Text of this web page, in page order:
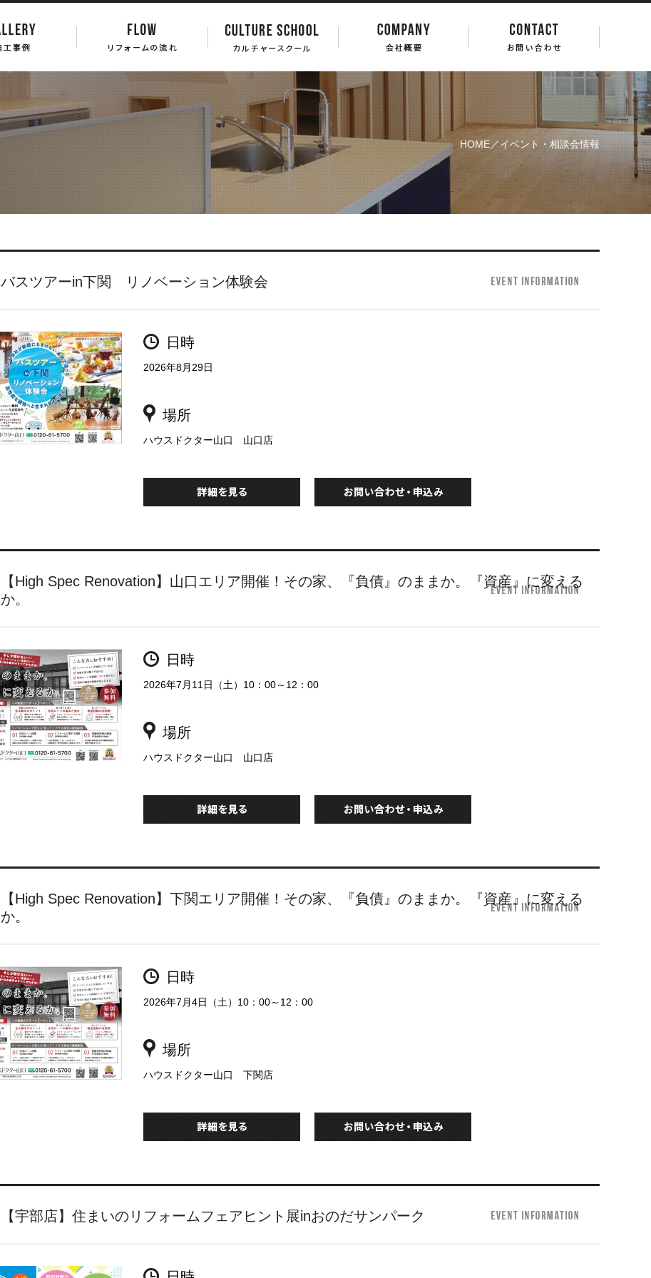
HOME／イベント・相談会情報
バスツアーin下関 リノベーション体験会
日時
2026年8月29日
場所
ハウスドクター山口 山口店
【High Spec Renovation】山口エリア開催！その家、『負債』のままか。『資産』に変える
か。
日時
2026年7月11日（土）10：00～12：00
場所
ハウスドクター山口 山口店
【High Spec Renovation】下関エリア開催！その家、『負債』のままか。『資産』に変える
か。
日時
2026年7月4日（土）10：00～12：00
場所
ハウスドクター山口 下関店
【宇部店】住まいのリフォームフェアヒント展inおのだサンパーク